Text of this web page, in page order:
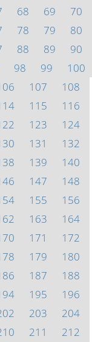
68 69
70
78 79
80
88 89
90
98 99
100
107
108
115
116
123
124
131
132
139
140
147
148
155
156
163
164
171
172
179
180
187
188
195
196
203
204
211
212